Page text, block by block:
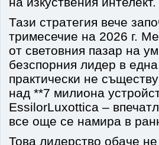
Тази стратегия вече
тримесечие на 2026 г.
от световния пазар на
безспорния лидер в
практически не
над **7 милиона
EssilorLuxottica –
все още се намира в
Това лидерство обаче